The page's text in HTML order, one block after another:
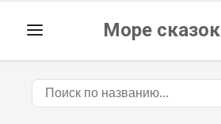
Море сказок